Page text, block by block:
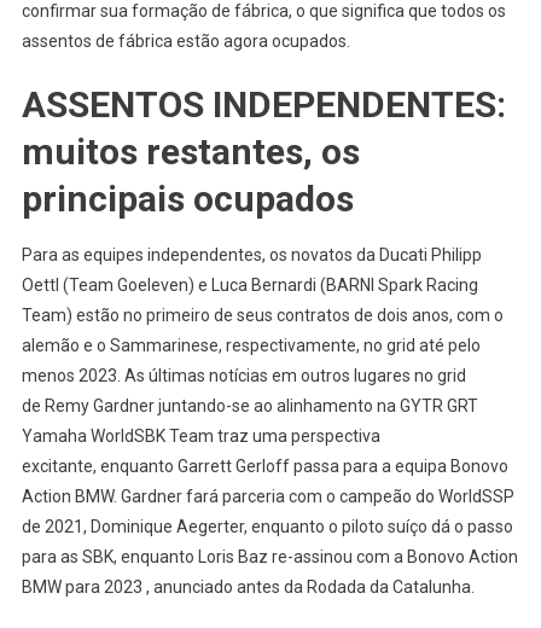
confirmar sua formação de fábrica, o que significa que todos os
assentos de fábrica estão agora ocupados.
ASSENTOS INDEPENDENTES:
muitos restantes, os
principais ocupados
Para as equipes independentes, os novatos da Ducati Philipp
Oettl (Team Goeleven) e Luca Bernardi (BARNI Spark Racing
Team) estão no primeiro de seus contratos de dois anos, com o
alemão e o Sammarinese, respectivamente, no grid até pelo
menos 2023. As últimas notícias em outros lugares no grid
de Remy Gardner juntando-se ao alinhamento na GYTR GRT
Yamaha WorldSBK Team traz uma perspectiva
excitante, enquanto Garrett Gerloff passa para a equipa Bonovo
Action BMW. Gardner fará parceria com o campeão do WorldSSP
de 2021, Dominique Aegerter, enquanto o piloto suíço dá o passo
para as SBK, enquanto Loris Baz re-assinou com a Bonovo Action
BMW para 2023 , anunciado antes da Rodada da Catalunha.